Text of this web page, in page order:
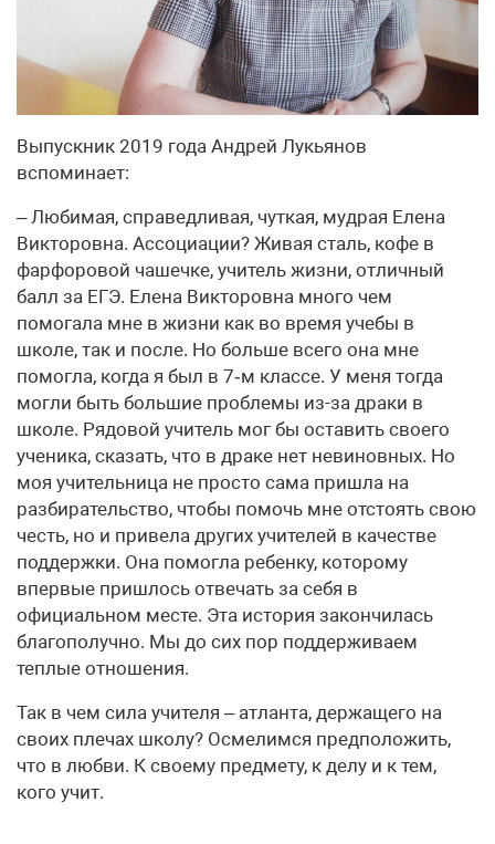
Выпускник 2019 года Андрей Лукьянов
вспоминает:
– Любимая, справедливая, чуткая, мудрая Елена
Викторовна. Ассоциации? Живая сталь, кофе в
фарфоровой чашечке, учитель жизни, отличный
балл за ЕГЭ. Елена Викторовна много чем
помогала мне в жизни как во время учебы в
школе, так и после. Но больше всего она мне
помогла, когда я был в 7‑м классе. У меня тогда
могли быть большие проблемы из-за драки в
школе. Рядовой учитель мог бы оставить своего
ученика, сказать, что в драке нет невиновных. Но
моя учительница не просто сама пришла на
разбирательство, чтобы помочь мне отстоять свою
честь, но и привела других учителей в качестве
поддержки. Она помогла ребенку, которому
впервые пришлось отвечать за себя в
официальном месте. Эта история закончилась
благополучно. Мы до сих пор поддерживаем
теплые отношения.
Так в чем сила учителя – атланта, держащего на
своих плечах школу? Осмелимся предположить,
что в любви. К своему предмету, к делу и к тем,
кого учит.